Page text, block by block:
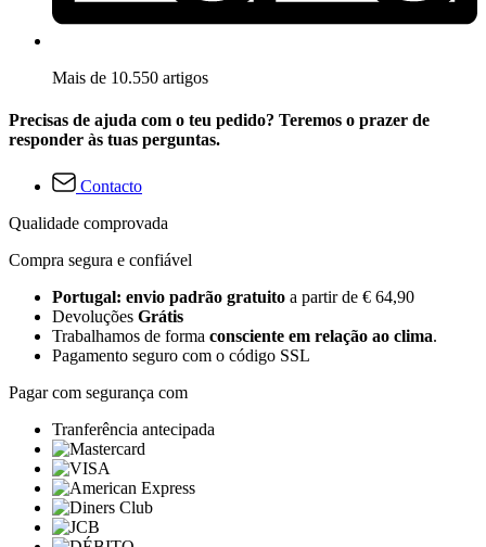
Mais de 10.550 artigos
Precisas de ajuda com o teu pedido? Teremos o prazer de
responder às tuas perguntas.
Contacto
Qualidade comprovada
Compra segura e confiável
Portugal: envio padrão gratuito a partir de € 64,90
Devoluções Grátis
Trabalhamos de forma consciente em relação ao clima.
Pagamento seguro com o código SSL
Pagar com segurança com
Tranferência antecipada